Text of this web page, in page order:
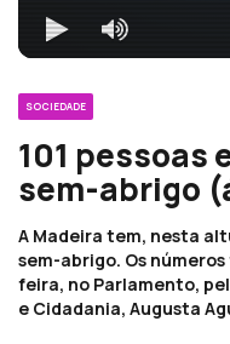
SOCIEDADE
101 pessoas
sem-abrigo
A Madeira tem, nesta
sem-abrigo. Os
feira, no Parlamento,
e Cidadania, Augusta